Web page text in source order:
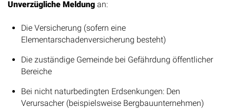
Unverzügliche Meldung an:
Die Versicherung (sofern eine
Elementarschadenversicherung besteht)
Die zuständige Gemeinde bei Gefährdung öffentlicher
Bereiche
Bei nicht naturbedingten Erdsenkungen: Den
Verursacher (beispielsweise Bergbauunternehmen)